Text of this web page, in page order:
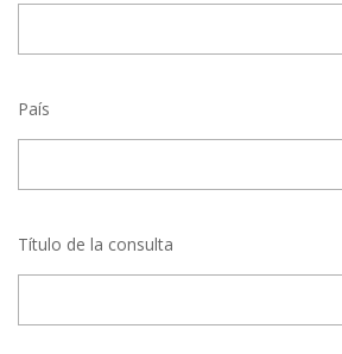
País
Título de la consulta